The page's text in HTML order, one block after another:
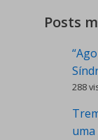
Posts
288